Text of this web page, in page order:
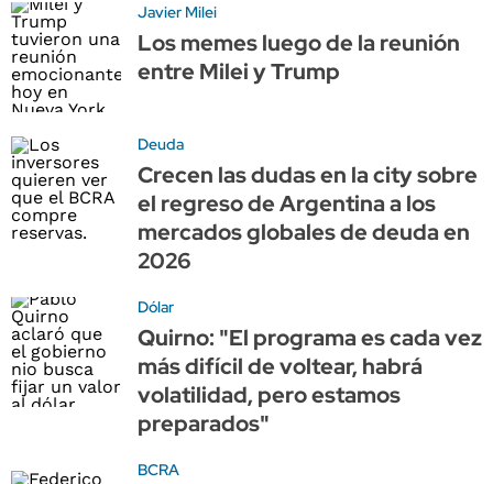
Javier Milei
Los memes luego de la reunión
entre Milei y Trump
Deuda
Crecen las dudas en la city sobre
el regreso de Argentina a los
mercados globales de deuda en
2026
Dólar
Quirno: "El programa es cada vez
más difícil de voltear, habrá
volatilidad, pero estamos
preparados"
BCRA